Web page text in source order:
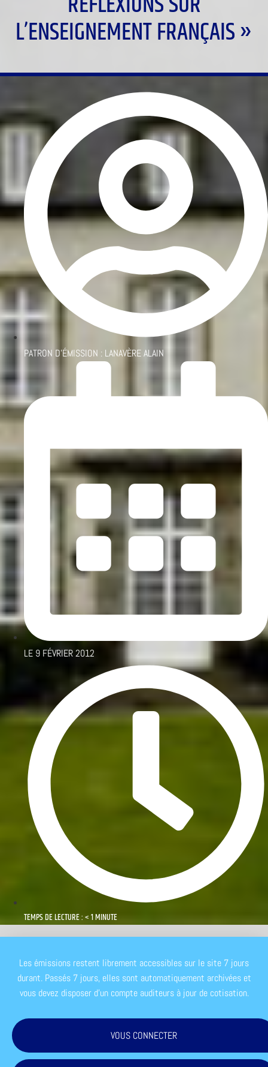
L’ENSEIGNEMENT FRANÇAIS »
PATRON D'ÉMISSION : LANAVÈRE ALAIN
LE 9 FÉVRIER 2012
TEMPS DE LECTURE : < 1 MINUTE
Les émissions restent librement accessibles sur le site 7 jours
durant. Passés 7 jours, elles sont automatiquement archivées et
vous devez disposer d'un compte auditeurs à jour de cotisation.
VOUS CONNECTER